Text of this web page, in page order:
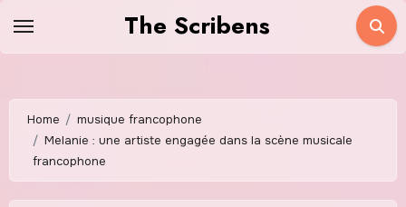
The Scribens
Home
musique francophone
Melanie : une artiste engagée dans la scène musicale
francophone